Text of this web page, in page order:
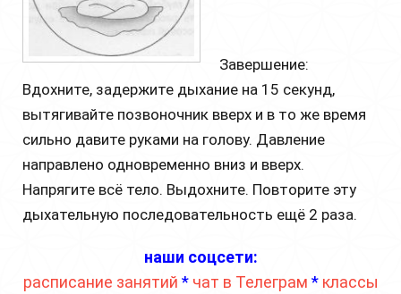
Завершение:
Вдохните, задержите дыхание на 15 секунд,
вытягивайте позвоночник вверх и в то же время
сильно давите руками на голову. Давление
направлено одновременно вниз и вверх.
Напрягите всё тело. Выдохните. Повторите эту
дыхательную последовательность ещё 2 раза.
наши соцсети:
расписание занятий * чат в Телеграм * классы